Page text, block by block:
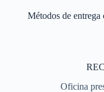
Métodos de entrega
Oficina